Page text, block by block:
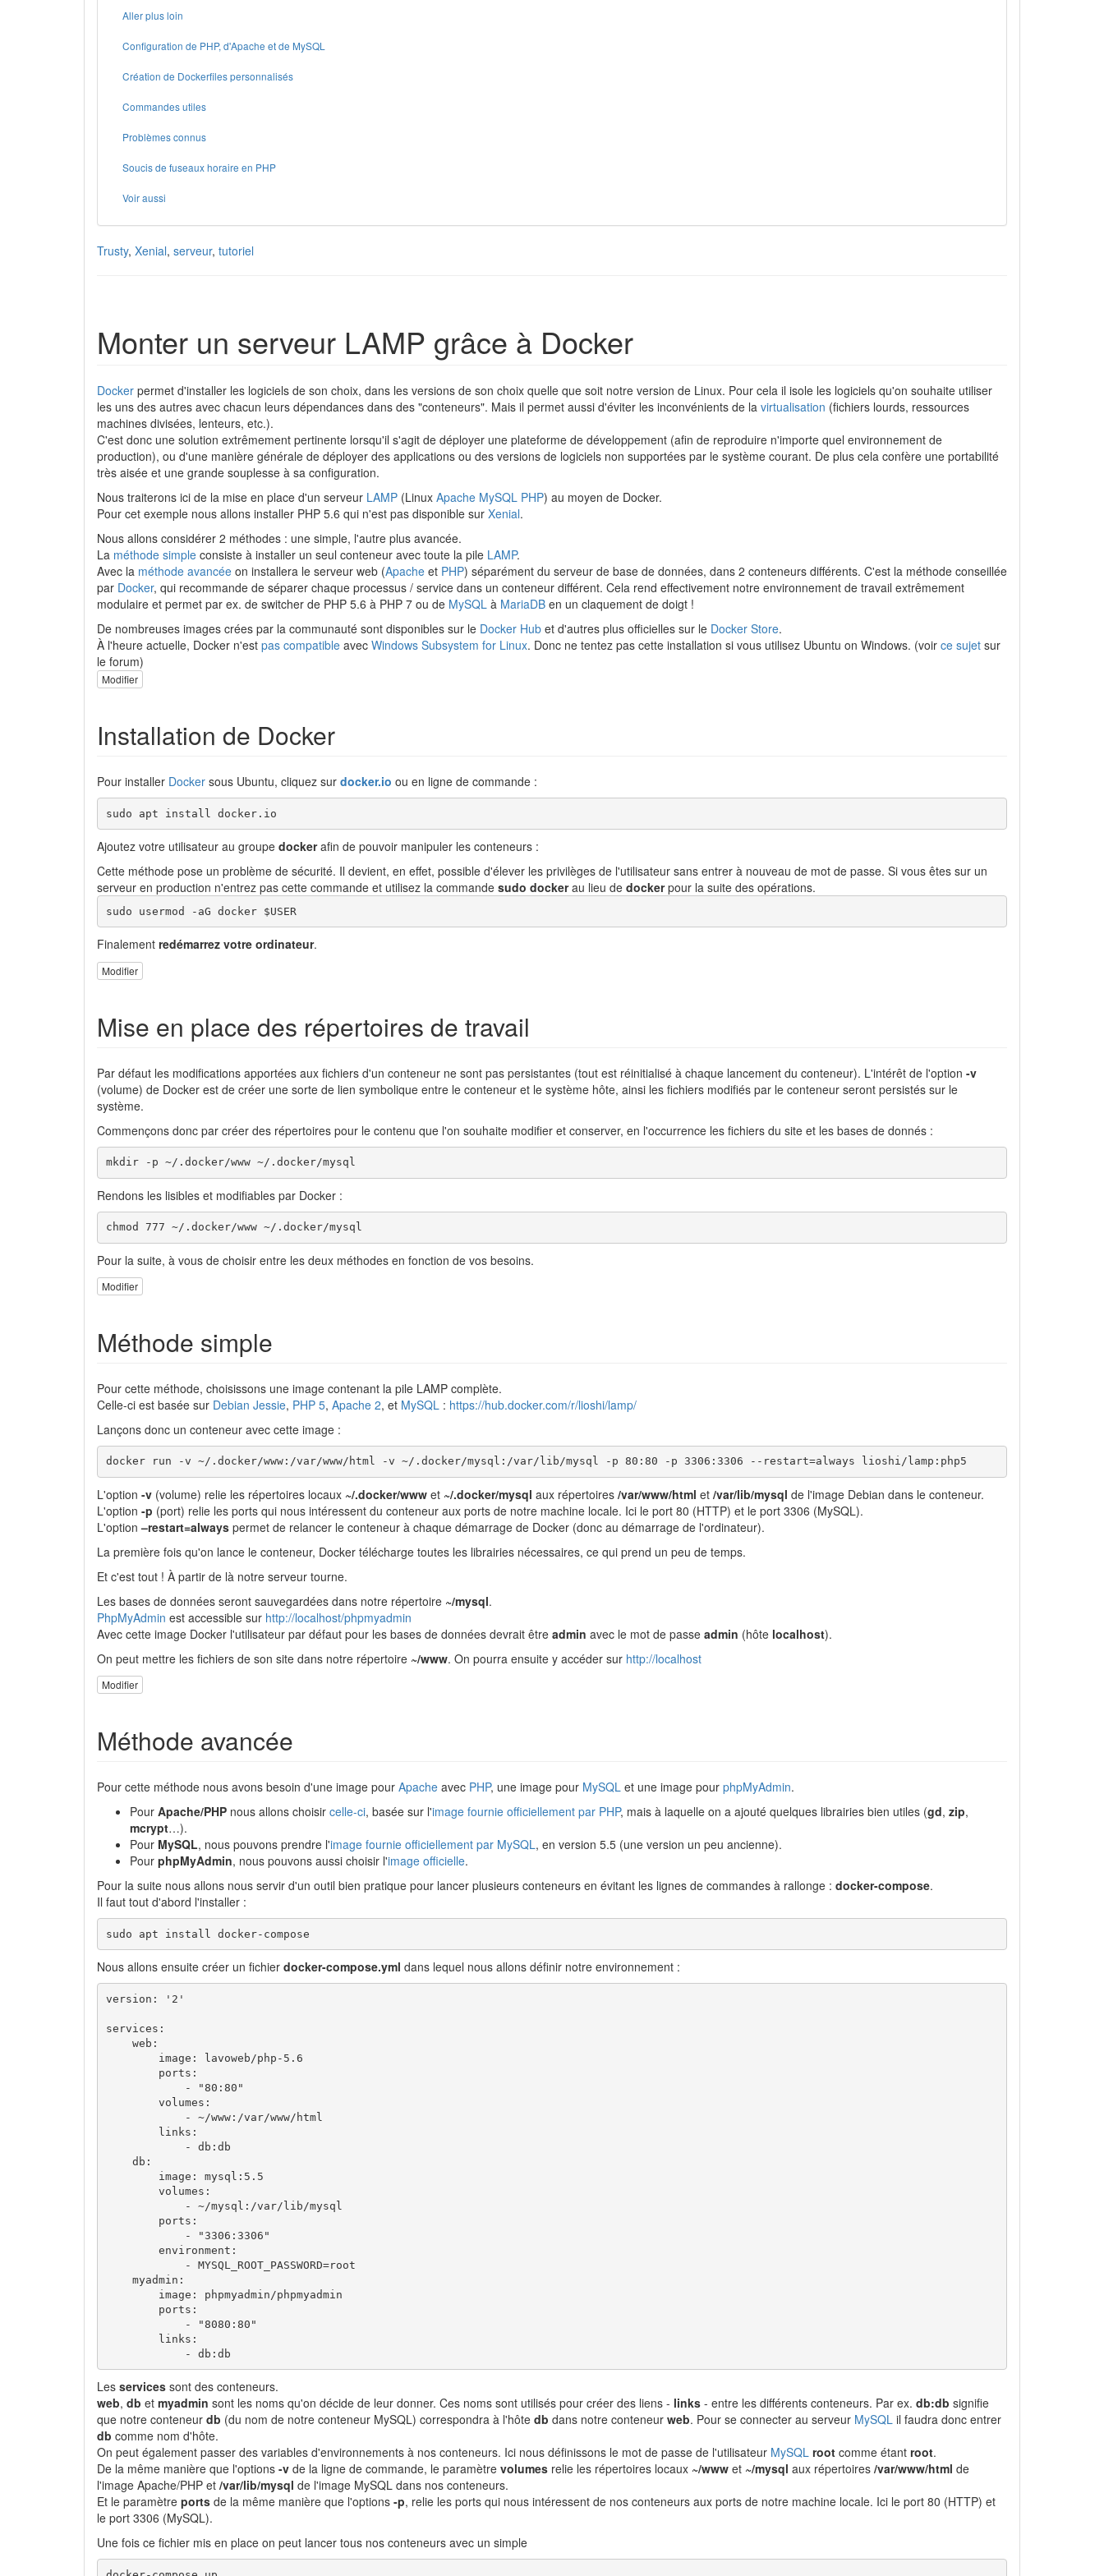
Aller plus loin
Configuration de PHP, d'Apache et de MySQL
Création de Dockerfiles personnalisés
Commandes utiles
Problèmes connus
Soucis de fuseaux horaire en PHP
Voir aussi
Trusty, Xenial, serveur, tutoriel
Monter un serveur LAMP grâce à Docker
Docker permet d'installer les logiciels de son choix, dans les versions de son choix quelle que soit notre version de Linux. Pour cela il isole les logiciels qu'on souhaite utiliser
les uns des autres avec chacun leurs dépendances dans des "conteneurs". Mais il permet aussi d'éviter les inconvénients de la virtualisation (fichiers lourds, ressources
machines divisées, lenteurs, etc.).
C'est donc une solution extrêmement pertinente lorsqu'il s'agit de déployer une plateforme de développement (afin de reproduire n'importe quel environnement de
production), ou d'une manière générale de déployer des applications ou des versions de logiciels non supportées par le système courant. De plus cela confère une portabilité
très aisée et une grande souplesse à sa configuration.
Nous traiterons ici de la mise en place d'un serveur LAMP (Linux Apache MySQL PHP) au moyen de Docker.
Pour cet exemple nous allons installer PHP 5.6 qui n'est pas disponible sur Xenial.
Nous allons considérer 2 méthodes : une simple, l'autre plus avancée.
La méthode simple consiste à installer un seul conteneur avec toute la pile LAMP.
Avec la méthode avancée on installera le serveur web (Apache et PHP) séparément du serveur de base de données, dans 2 conteneurs différents. C'est la méthode conseillée
par Docker, qui recommande de séparer chaque processus / service dans un conteneur différent. Cela rend effectivement notre environnement de travail extrêmement
modulaire et permet par ex. de switcher de PHP 5.6 à PHP 7 ou de MySQL à MariaDB en un claquement de doigt !
De nombreuses images crées par la communauté sont disponibles sur le Docker Hub et d'autres plus officielles sur le Docker Store.
À l'heure actuelle, Docker n'est pas compatible avec Windows Subsystem for Linux. Donc ne tentez pas cette installation si vous utilisez Ubuntu on Windows. (voir ce sujet sur
le forum)
Modifier
Installation de Docker
Pour installer Docker sous Ubuntu, cliquez sur docker.io ou en ligne de commande :
sudo apt install docker.io
Ajoutez votre utilisateur au groupe dockerafin de pouvoir manipuler les conteneurs :
Cette méthode pose un problème de sécurité. Il devient, en effet, possible d'élever les privilèges de l'utilisateur sans entrer à nouveau de mot de passe. Si vous êtes sur un
serveur en production n'entrez pas cette commande et utilisez la commande sudo dockerau lieu de dockerpour la suite des opérations.
sudo usermod -aG docker $USER
Finalement redémarrez votre ordinateur.
Modifier
Mise en place des répertoires de travail
Par défaut les modifications apportées aux fichiers d'un conteneur ne sont pas persistantes (tout est réinitialisé à chaque lancement du conteneur). L'intérêt de l'option -v
(volume) de Docker est de créer une sorte de lien symbolique entre le conteneur et le système hôte, ainsi les fichiers modifiés par le conteneur seront persistés sur le
système.
Commençons donc par créer des répertoires pour le contenu que l'on souhaite modifier et conserver, en l'occurrence les fichiers du site et les bases de donnés :
mkdir -p ~/.docker/www ~/.docker/mysql
Rendons les lisibles et modifiables par Docker :
chmod 777 ~/.docker/www ~/.docker/mysql
Pour la suite, à vous de choisir entre les deux méthodes en fonction de vos besoins.
Modifier
Méthode simple
Pour cette méthode, choisissons une image contenant la pile LAMP complète.
Celle-ci est basée sur Debian Jessie, PHP 5, Apache 2, et MySQL : https://hub.docker.com/r/lioshi/lamp/
Lançons donc un conteneur avec cette image :
docker run -v ~/.docker/www:/var/www/html -v ~/.docker/mysql:/var/lib/mysql -p 80:80 -p 3306:3306 --restart=always lioshi/lamp:php5
L'option -v (volume) relie les répertoires locaux ~/.docker/www et ~/.docker/mysql aux répertoires /var/www/html et /var/lib/mysql de l'image Debian dans le conteneur.
L'option -p (port) relie les ports qui nous intéressent du conteneur aux ports de notre machine locale. Ici le port 80 (HTTP) et le port 3306 (MySQL).
L'option–restart=always permet de relancer le conteneur à chaque démarrage de Docker (donc au démarrage de l'ordinateur).
La première fois qu'on lance le conteneur, Docker télécharge toutes les librairies nécessaires, ce qui prend un peu de temps.
Et c'est tout ! À partir de là notre serveur tourne.
Les bases de données seront sauvegardées dans notre répertoire ~/mysql.
PhpMyAdmin est accessible sur http://localhost/phpmyadmin
Avec cette image Docker l'utilisateur par défaut pour les bases de données devrait être admin avec le mot de passe admin (hôte localhost).
On peut mettre les fichiers de son site dans notre répertoire ~/www. On pourra ensuite y accéder sur http://localhost
Modifier
Méthode avancée
Pour cette méthode nous avons besoin d'une image pour Apache avec PHP, une image pour MySQL et une image pour phpMyAdmin.
Pour Apache/PHP nous allons choisir celle-ci, basée sur l'image fournie officiellement par PHP, mais à laquelle on a ajouté quelques librairies bien utiles (gd, zip,
mcrypt…).
Pour MySQL, nous pouvons prendre l'image fournie officiellement par MySQL, en version 5.5 (une version un peu ancienne).
Pour phpMyAdmin, nous pouvons aussi choisir l'image officielle.
Pour la suite nous allons nous servir d'un outil bien pratique pour lancer plusieurs conteneurs en évitant les lignes de commandes à rallonge : docker-compose.
Il faut tout d'abord l'installer :
sudo apt install docker-compose
Nous allons ensuite créer un fichier docker-compose.yml dans lequel nous allons définir notre environnement :
version: '2'
services:
    web:
        image: lavoweb/php-5.6
        ports:
            - "80:80"
        volumes:
            - ~/www:/var/www/html
        links:
            - db:db
    db:
        image: mysql:5.5
        volumes:
            - ~/mysql:/var/lib/mysql
        ports:
            - "3306:3306"
        environment:
            - MYSQL_ROOT_PASSWORD=root
    myadmin:
        image: phpmyadmin/phpmyadmin
        ports:
            - "8080:80"
        links:
            - db:db
Les services sont des conteneurs.
web, db et myadmin sont les noms qu'on décide de leur donner. Ces noms sont utilisés pour créer des liens - links - entre les différents conteneurs. Par ex. db:db signifie
que notre conteneur db (du nom de notre conteneur MySQL) correspondra à l'hôte db dans notre conteneur web. Pour se connecter au serveur MySQL il faudra donc entrer
db comme nom d'hôte.
On peut également passer des variables d'environnements à nos conteneurs. Ici nous définissons le mot de passe de l'utilisateur MySQL root comme étant root.
De la même manière que l'options -v de la ligne de commande, le paramètre volumes relie les répertoires locaux ~/www et ~/mysql aux répertoires /var/www/html de
l'image Apache/PHP et /var/lib/mysql de l'image MySQL dans nos conteneurs.
Et le paramètre ports de la même manière que l'options -p, relie les ports qui nous intéressent de nos conteneurs aux ports de notre machine locale. Ici le port 80 (HTTP) et
le port 3306 (MySQL).
Une fois ce fichier mis en place on peut lancer tous nos conteneurs avec un simple